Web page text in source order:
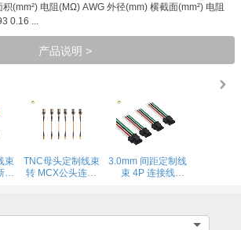
(mm²) 电阻(MΩ) AWG 外径(mm) 横截面(mm²) 电阻
0.16 ...
产品说明 >
束
能
TNC母头定制线束
转 MCX公头连接
3.0mm 间距定制线
束 4P 连接线